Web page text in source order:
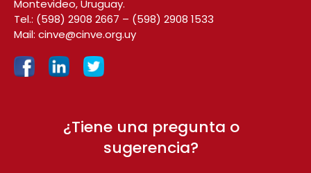
Montevideo, Uruguay.
Tel.: (598) 2908 2667 – (598) 2908 1533
Mail: cinve@cinve.org.uy
¿Tiene una pregunta o
sugerencia?